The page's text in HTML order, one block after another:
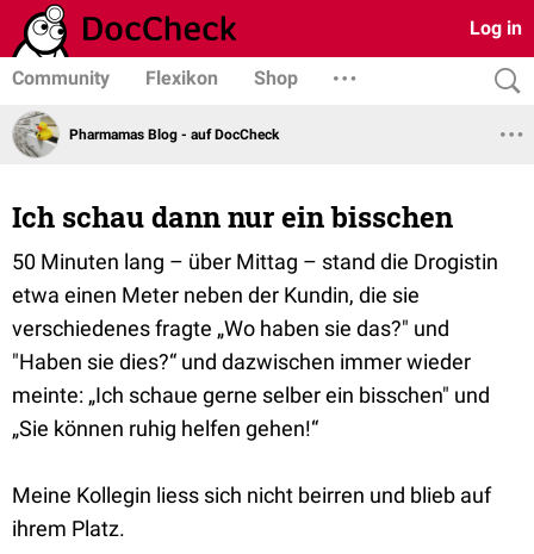
Log in
Community Flexikon Shop
Pharmamas Blog - auf DocCheck
Ich schau dann nur ein bisschen
50 Minuten lang – über Mittag – stand die Drogistin
etwa einen Meter neben der Kundin, die sie
verschiedenes fragte „Wo haben sie das?" und
"Haben sie dies?“ und dazwischen immer wieder
meinte: „Ich schaue gerne selber ein bisschen" und
„Sie können ruhig helfen gehen!“
Meine Kollegin liess sich nicht beirren und blieb auf
ihrem Platz.